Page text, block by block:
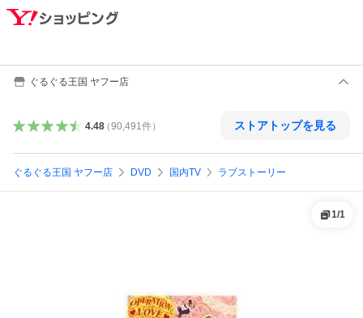
ぐるぐる王国 ヤフー店
4.48（90,491件） ストアトップを見る
ぐるぐる王国 ヤフー店 DVD 国内TV ラブストーリー
1/1